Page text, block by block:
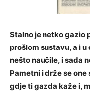
Stalno je netko gazio
prošlom sustavu, a i u
nešto naučile, i sada
Pametni i drže se one
gdje ti gazda kaže i,